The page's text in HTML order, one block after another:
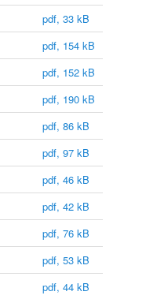
pdf, 33 kB
pdf, 154 kB
pdf, 152 kB
pdf, 190 kB
pdf, 86 kB
pdf, 97 kB
pdf, 46 kB
pdf, 42 kB
pdf, 76 kB
pdf, 53 kB
pdf, 44 kB